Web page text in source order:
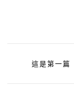
這是第一篇